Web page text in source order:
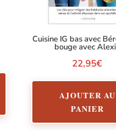
Cuisine IG bas avec
bouge avec
22,95€
AJOUTER AU
PANIER